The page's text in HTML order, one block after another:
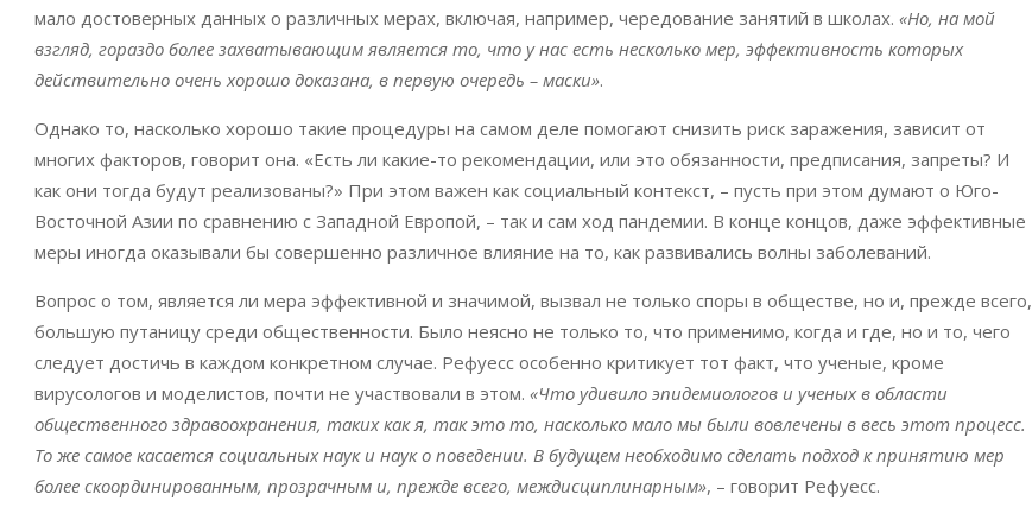
мало достоверных данных о различных мерах, включая, например, чередование занятий в школах. «Но, на мой
взгляд, гораздо более захватывающим является то, что у нас есть несколько мер, эффективность которых
действительно очень хорошо доказана, в первую очередь – маски».
Однако то, насколько хорошо такие процедуры на самом деле помогают снизить риск заражения, зависит от
многих факторов, говорит она. «Есть ли какие-то рекомендации, или это обязанности, предписания, запреты? И
как они тогда будут реализованы?» При этом важен как социальный контекст, – пусть при этом думают о Юго-
Восточной Азии по сравнению с Западной Европой, – так и сам ход пандемии. В конце концов, даже эффективные
меры иногда оказывали бы совершенно различное влияние на то, как развивались волны заболеваний.
Вопрос о том, является ли мера эффективной и значимой, вызвал не только споры в обществе, но и, прежде всего,
большую путаницу среди общественности. Было неясно не только то, что применимо, когда и где, но и то, чего
следует достичь в каждом конкретном случае. Рефуесс особенно критикует тот факт, что ученые, кроме
вирусологов и моделистов, почти не участвовали в этом. «Что удивило эпидемиологов и ученых в области
общественного здравоохранения, таких как я, так это то, насколько мало мы были вовлечены в весь этот процесс.
То же самое касается социальных наук и наук о поведении. В будущем необходимо сделать подход к принятию мер
более скоординированным, прозрачным и, прежде всего, междисциплинарным», – говорит Рефуесс.